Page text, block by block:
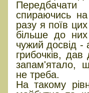
спираючись
разу я поїв
більше до
чужий досвід -
грибочків,
запам'ятало,
не треба.
На такому